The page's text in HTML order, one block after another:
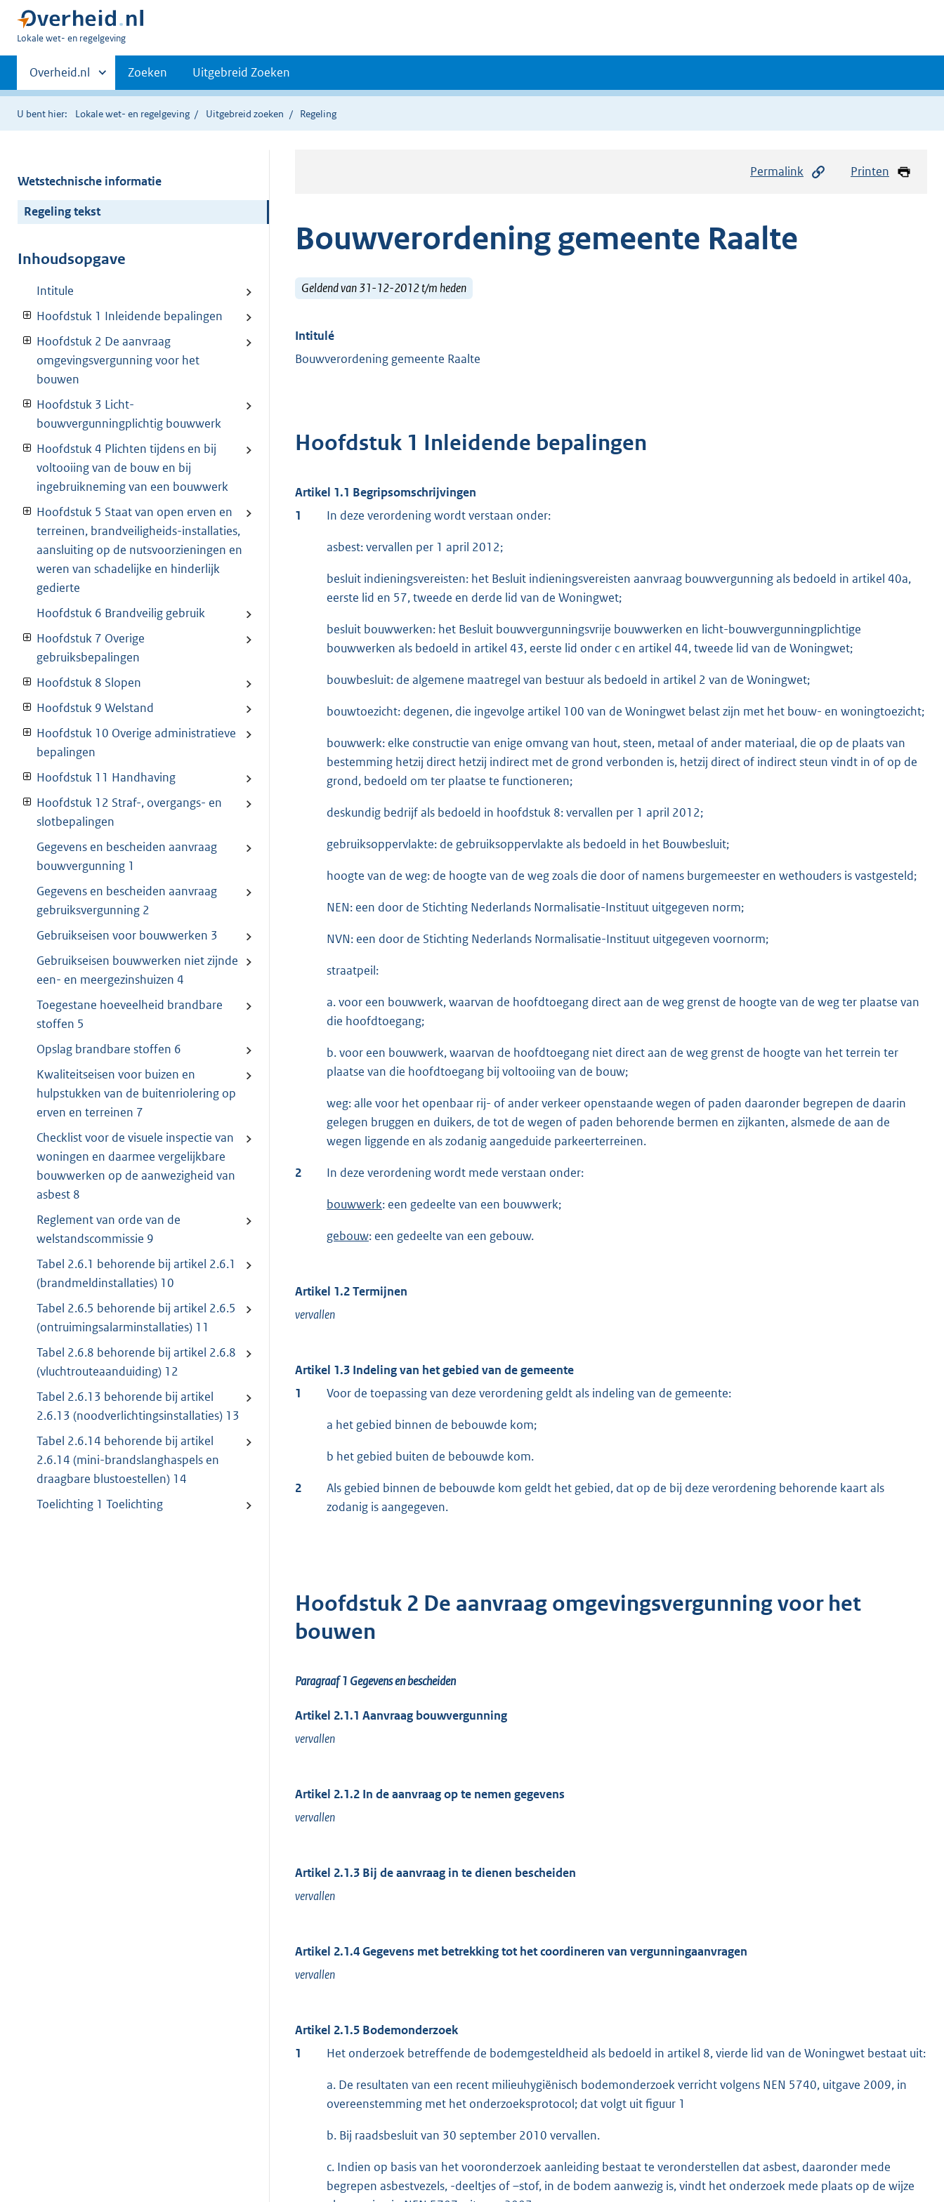
U
hier:
Lokale wet- en regelgeving
Primaire
navigatie
Andere
sites
binnen
Overheid.nl Zoeken Uitgebreid Zoeken
U bent hier: Lokale wet- en regelgeving Uitgebreid zoeken Regeling
Wetstechnische informatie
Regeling tekst
Inhoudsopgave
Intitule
Hoofdstuk 1 Inleidende bepalingen
Hoofdstuk 2 De aanvraag
omgevingsvergunning voor het
bouwen
Hoofdstuk 3 Licht-
bouwvergunningplichtig bouwwerk
Hoofdstuk 4 Plichten tijdens en bij
voltooiing van de bouw en bij
ingebruikneming van een bouwwerk
Hoofdstuk 5 Staat van open erven en
terreinen, brandveiligheids-installaties,
aansluiting op de nutsvoorzieningen en
weren van schadelijke en hinderlijk
gedierte
Hoofdstuk 6 Brandveilig gebruik
Hoofdstuk 7 Overige
gebruiksbepalingen
Hoofdstuk 8 Slopen
Hoofdstuk 9 Welstand
Hoofdstuk 10 Overige administratieve
bepalingen
Hoofdstuk 11 Handhaving
Hoofdstuk 12 Straf-, overgangs- en
slotbepalingen
Gegevens en bescheiden aanvraag
bouwvergunning 1
Gegevens en bescheiden aanvraag
gebruiksvergunning 2
Gebruikseisen voor bouwwerken 3
Gebruikseisen bouwwerken niet zijnde
een- en meergezinshuizen 4
Toegestane hoeveelheid brandbare
stoffen 5
Opslag brandbare stoffen 6
Kwaliteitseisen voor buizen en
hulpstukken van de buitenriolering op
erven en terreinen 7
Checklist voor de visuele inspectie van
woningen en daarmee vergelijkbare
bouwwerken op de aanwezigheid van
asbest 8
Reglement van orde van de
welstandscommissie 9
Tabel 2.6.1 behorende bij artikel 2.6.1
(brandmeldinstallaties) 10
Tabel 2.6.5 behorende bij artikel 2.6.5
(ontruimingsalarminstallaties) 11
Tabel 2.6.8 behorende bij artikel 2.6.8
(vluchtrouteaanduiding) 12
Tabel 2.6.13 behorende bij artikel
2.6.13 (noodverlichtingsinstallaties) 13
Tabel 2.6.14 behorende bij artikel
2.6.14 (mini-brandslanghaspels en
draagbare blustoestellen) 14
Toelichting 1 Toelichting
Permalink Printen
Bouwverordening gemeente Raalte
Geldend van 31-12-2012 t/m heden
Intitulé
Bouwverordening gemeente Raalte
Hoofdstuk 1 Inleidende bepalingen
Artikel 1.1 Begripsomschrijvingen
1
In deze verordening wordt verstaan onder:
asbest: vervallen per 1 april 2012;
besluit indieningsvereisten: het Besluit indieningsvereisten aanvraag bouwvergunning als bedoeld in artikel 40a,
eerste lid en 57, tweede en derde lid van de Woningwet;
besluit bouwwerken: het Besluit bouwvergunningsvrije bouwwerken en licht-bouwvergunningplichtige
bouwwerken als bedoeld in artikel 43, eerste lid onder c en artikel 44, tweede lid van de Woningwet;
bouwbesluit: de algemene maatregel van bestuur als bedoeld in artikel 2 van de Woningwet;
bouwtoezicht: degenen, die ingevolge artikel 100 van de Woningwet belast zijn met het bouw- en woningtoezicht;
bouwwerk: elke constructie van enige omvang van hout, steen, metaal of ander materiaal, die op de plaats van
bestemming hetzij direct hetzij indirect met de grond verbonden is, hetzij direct of indirect steun vindt in of op de
grond, bedoeld om ter plaatse te functioneren;
deskundig bedrijf als bedoeld in hoofdstuk 8: vervallen per 1 april 2012;
gebruiksoppervlakte: de gebruiksoppervlakte als bedoeld in het Bouwbesluit;
hoogte van de weg: de hoogte van de weg zoals die door of namens burgemeester en wethouders is vastgesteld;
NEN: een door de Stichting Nederlands Normalisatie-Instituut uitgegeven norm;
NVN: een door de Stichting Nederlands Normalisatie-Instituut uitgegeven voornorm;
straatpeil:
a. voor een bouwwerk, waarvan de hoofdtoegang direct aan de weg grenst de hoogte van de weg ter plaatse van
die hoofdtoegang;
b. voor een bouwwerk, waarvan de hoofdtoegang niet direct aan de weg grenst de hoogte van het terrein ter
plaatse van die hoofdtoegang bij voltooiing van de bouw;
weg: alle voor het openbaar rij- of ander verkeer openstaande wegen of paden daaronder begrepen de daarin
gelegen bruggen en duikers, de tot de wegen of paden behorende bermen en zijkanten, alsmede de aan de
wegen liggende en als zodanig aangeduide parkeerterreinen.
2 In deze verordening wordt mede verstaan onder:
bouwwerk: een gedeelte van een bouwwerk;
gebouw: een gedeelte van een gebouw.
Artikel 1.2 Termijnen
vervallen
Artikel 1.3 Indeling van het gebied van de gemeente
1
Voor de toepassing van deze verordening geldt als indeling van de gemeente:
a het gebied binnen de bebouwde kom;
b het gebied buiten de bebouwde kom.
2
Als gebied binnen de bebouwde kom geldt het gebied, dat op de bij deze verordening behorende kaart als
zodanig is aangegeven.
Hoofdstuk 2 De aanvraag omgevingsvergunning voor het
bouwen
Paragraaf 1 Gegevens en bescheiden
Artikel 2.1.1 Aanvraag bouwvergunning
vervallen
Artikel 2.1.2 In de aanvraag op te nemen gegevens
vervallen
Artikel 2.1.3 Bij de aanvraag in te dienen bescheiden
vervallen
Artikel 2.1.4 Gegevens met betrekking tot het coordineren van vergunningaanvragen
vervallen
Artikel 2.1.5 Bodemonderzoek
1
Het onderzoek betreffende de bodemgesteldheid als bedoeld in artikel 8, vierde lid van de Woningwet bestaat uit:
a. De resultaten van een recent milieuhygiënisch bodemonderzoek verricht volgens NEN 5740, uitgave 2009, in
overeenstemming met het onderzoeksprotocol; dat volgt uit figuur 1
b. Bij raadsbesluit van 30 september 2010 vervallen.
c. Indien op basis van het vooronderzoek aanleiding bestaat te veronderstellen dat asbest, daaronder mede
begrepen asbestvezels, -deeltjes of –stof, in de bodem aanwezig is, vindt het onderzoek mede plaats op de wijze